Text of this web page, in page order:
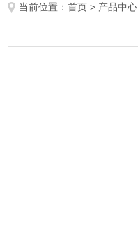
当前位置：首页 > 产品中心